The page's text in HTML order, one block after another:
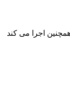
اجرا می کند